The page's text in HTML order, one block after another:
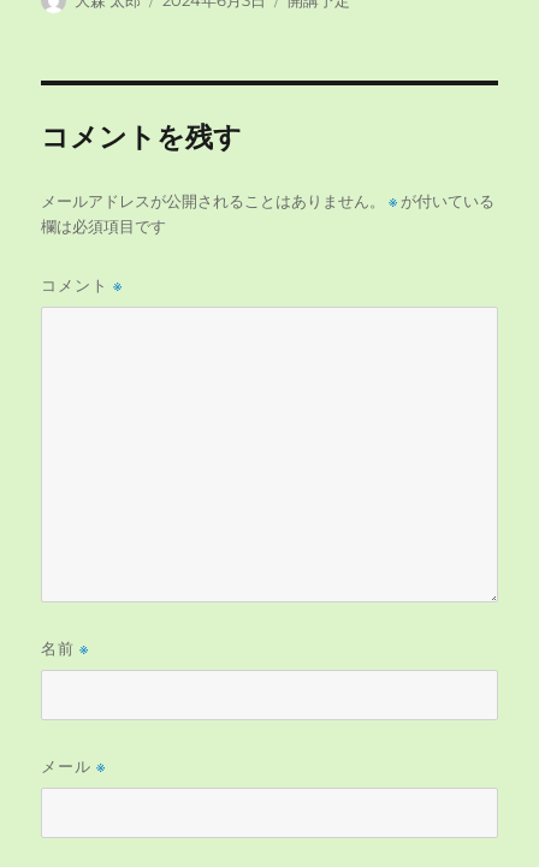
コメントを残す
メールアドレスが公開されることはありません。 ※ が付いている
欄は必須項目です
コメント※
名前※
メール※